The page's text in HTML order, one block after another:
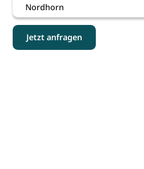
Nordhorn
Jetzt anfragen